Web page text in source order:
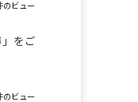
のビュー
をご
のビュー